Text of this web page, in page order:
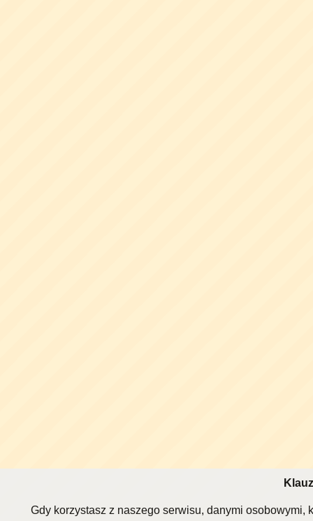
Gdy korzystasz z naszego serwisu, danymi osobowymi,